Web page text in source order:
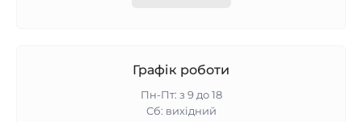
Графік роботи
Пн-Пт: з 9 до 18
Сб: вихідний